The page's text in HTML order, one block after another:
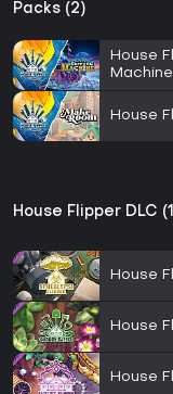
Packs (2)
House
Machine
House
House Flipper DLC
House
House
House